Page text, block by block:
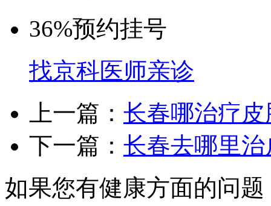
36%预约挂号
找京科医师亲诊
上一篇： 长春哪治疗
下一篇： 长春去哪里
如果您有健康方面的问